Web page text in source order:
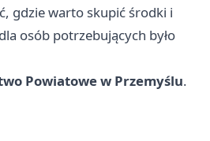
gdzie warto skupić środki i
osób potrzebujących było
Powiatowe w Przemyślu.